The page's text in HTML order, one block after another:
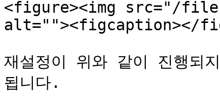
<figure><img src="/files/
alt=""><figcaption></
재설정이 위와 같이 진행되
됩니다.